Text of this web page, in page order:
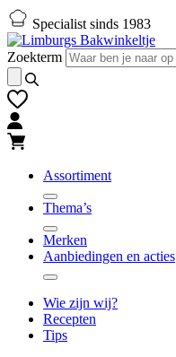
Naar
hoofd-
inhoud
gaan
Naar
footer
gaan
Specialist sinds 1983
Zoekterm
Assortiment
Thema’s
Merken
Aanbiedingen en acties
Wie zijn wij?
Recepten
Tips